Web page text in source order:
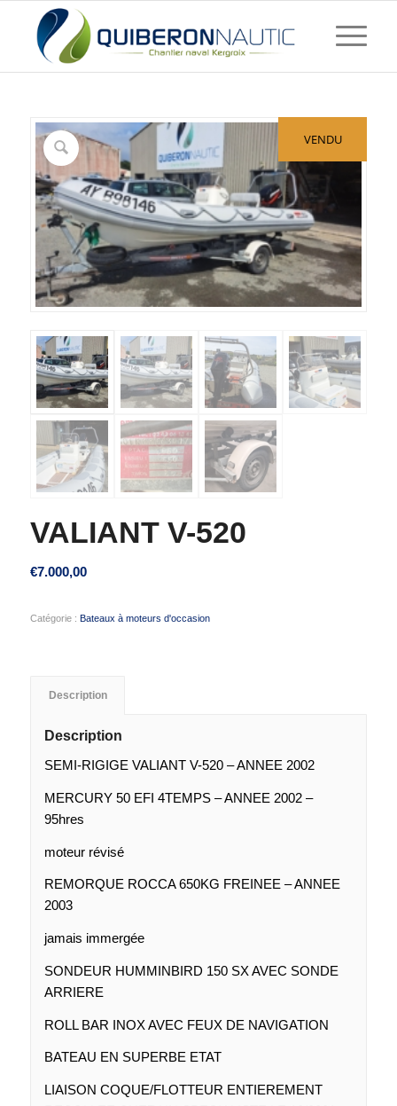
VENDU
VALIANT V-520
€7.000,00
Catégorie : Bateaux à moteurs d'occasion
Description
Description
SEMI-RIGIGE VALIANT V-520 – ANNEE 2002
MERCURY 50 EFI 4TEMPS – ANNEE 2002 –
95hres
moteur révisé
REMORQUE ROCCA 650KG FREINEE – ANNEE
2003
jamais immergée
SONDEUR HUMMINBIRD 150 SX AVEC SONDE
ARRIERE
ROLL BAR INOX AVEC FEUX DE NAVIGATION
BATEAU EN SUPERBE ETAT
LIAISON COQUE/FLOTTEUR ENTIEREMENT